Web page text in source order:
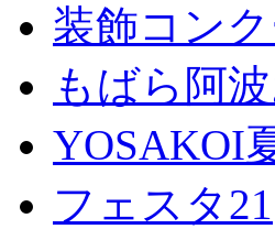
装飾コン
もばら阿
YOSAKOI
フェスタ21